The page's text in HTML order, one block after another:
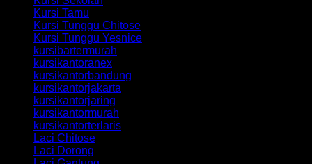
Kursi Tamu
Kursi Tunggu Chitose
Kursi Tunggu Yesnice
kursibartermurah
kursikantoranex
kursikantorbandung
kursikantorjakarta
kursikantorjaring
kursikantormurah
kursikantorterlaris
Laci Chitose
Laci Dorong